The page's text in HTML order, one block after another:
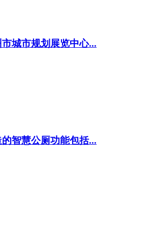
城市规划展览中心...
智慧公厕功能包括...